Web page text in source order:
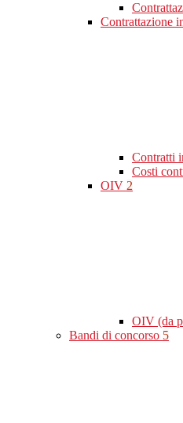
Contrattazione
Contratti
Costi
OIV 2
OIV (da
Bandi di concorso 5